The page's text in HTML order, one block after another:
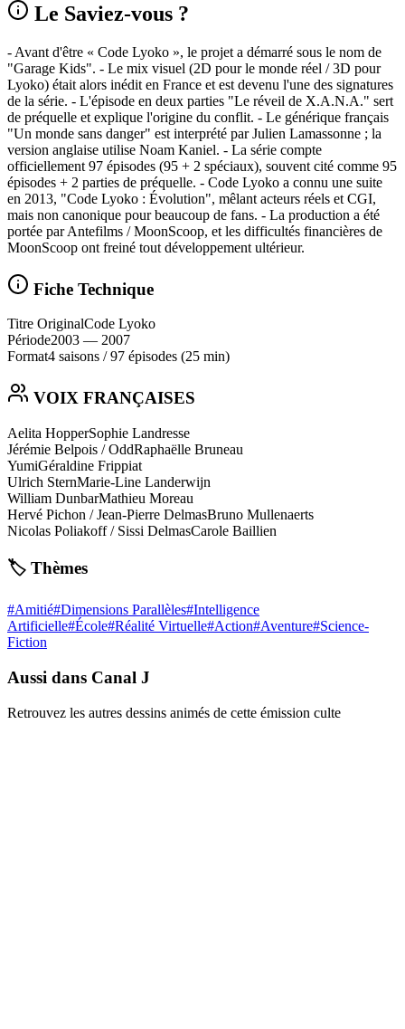
Le Saviez-vous ?
- Avant d'être « Code Lyoko », le projet a démarré sous le nom de
"Garage Kids". - Le mix visuel (2D pour le monde réel / 3D pour
Lyoko) était alors inédit en France et est devenu l'une des signatures
de la série. - L'épisode en deux parties "Le réveil de X.A.N.A." sert
de préquelle et explique l'origine du conflit. - Le générique français
"Un monde sans danger" est interprété par Julien Lamassonne ; la
version anglaise utilise Noam Kaniel. - La série compte
officiellement 97 épisodes (95 + 2 spéciaux), souvent cité comme 95
épisodes + 2 parties de préquelle. - Code Lyoko a connu une suite
en 2013, "Code Lyoko : Évolution", mêlant acteurs réels et CGI,
mais non canonique pour beaucoup de fans. - La production a été
portée par Antefilms / MoonScoop, et les difficultés financières de
MoonScoop ont freiné tout développement ultérieur.
Fiche Technique
Titre OriginalCode Lyoko
Période2003 — 2007
Format4 saisons /97 épisodes (25 min)
VOIX FRANÇAISES
Aelita HopperSophie Landresse
Jérémie Belpois / OddRaphaëlle Bruneau
YumiGéraldine Frippiat
Ulrich SternMarie-Line Landerwijn
William DunbarMathieu Moreau
Hervé Pichon / Jean‑Pierre DelmasBruno Mullenaerts
Nicolas Poliakoff / Sissi DelmasCarole Baillien
🏷️ Thèmes
#Amitié#Dimensions Parallèles#Intelligence
Artificielle#École#Réalité Virtuelle#Action#Aventure#Science-
Fiction
Aussi dans Canal J
Retrouvez les autres dessins animés de cette émission culte